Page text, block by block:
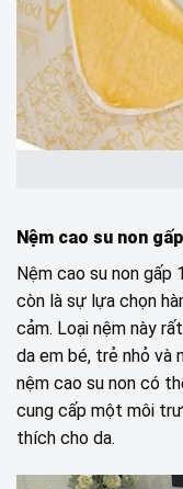
Nệm cao su non
Nệm cao su non gấp
còn là sự lựa chọn
cảm. Loại nệm này
da em bé, trẻ nhỏ và
nệm cao su non có
cung cấp một môi
thích cho da.